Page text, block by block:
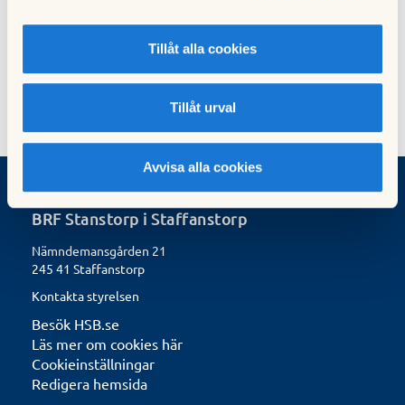
Tillåt alla cookies
Tillåt urval
Avvisa alla cookies
BRF Stanstorp i Staffanstorp
Nämndemansgården 21
245 41 Staffanstorp
Kontakta styrelsen
Besök HSB.se
Läs mer om cookies här
Cookieinställningar
Redigera hemsida